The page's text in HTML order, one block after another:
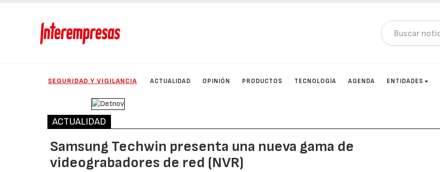
SEGURIDAD Y VIGILANCIA ACTUALIDAD OPINIÓN PRODUCTOS TECNOLOGÍA AGENDA ENTIDADES
ACTUALIDAD
Samsung Techwin presenta una nueva gama de
videograbadores de red (NVR)